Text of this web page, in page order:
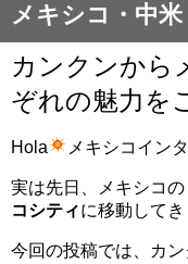
メキシコ・中
カンクンか
ぞれの魅力を
Hola メキシコイン
実は先日、メキシコ
コシティに移動してき
今回の投稿では、カ